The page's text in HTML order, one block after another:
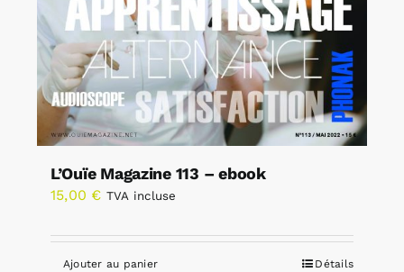
L’Ouïe Magazine 113 – ebook
15,00 € TVA incluse
Ajouter au panier Détails